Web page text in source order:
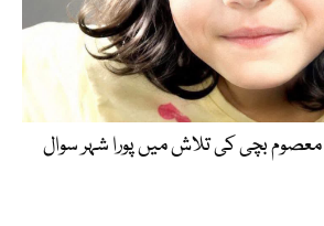
بچی کی تلاش میں پورا شہر سوال